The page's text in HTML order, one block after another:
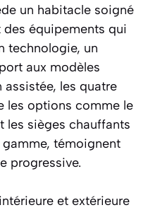
un habitacle soigné
des équipements qui
technologie, un
aux modèles
les quatre
les options comme le
les sièges chauffants
témoignent
progressive.
et extérieure